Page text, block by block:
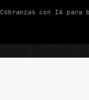
Cobranzas con IA para